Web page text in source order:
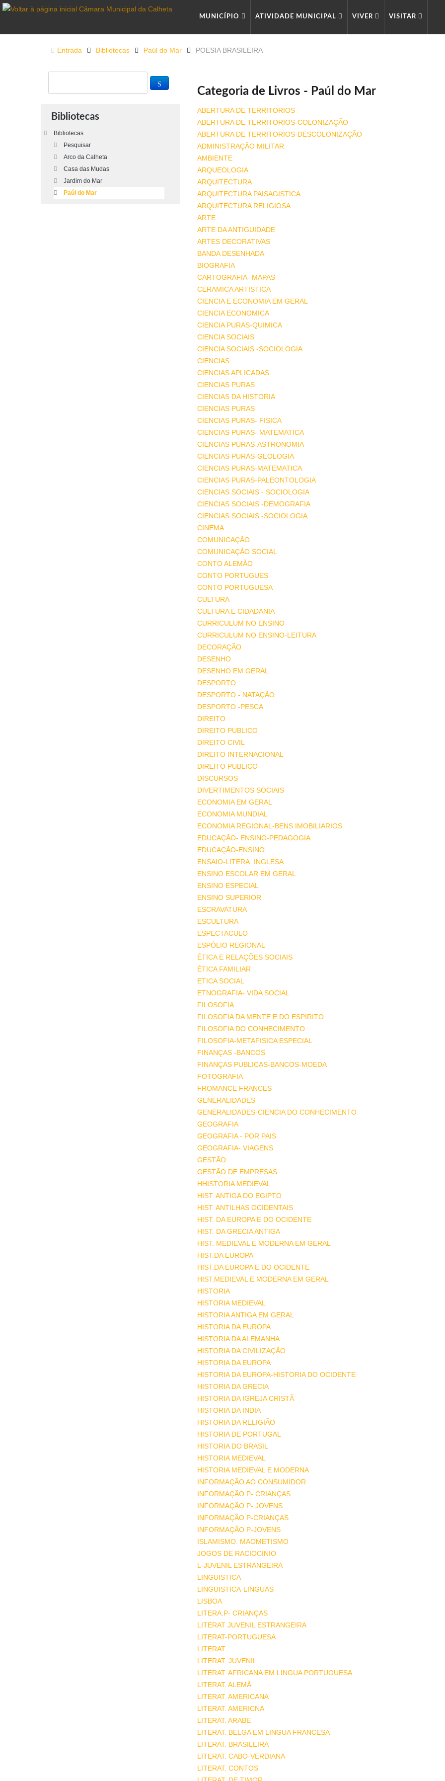
MUNICÍPIO ATIVIDADE MUNICIPAL VIVER VISITAR
Entrada Bibliotecas Paúl do Mar POESIA BRASILEIRA
Categoria de Livros - Paúl do Mar
ABERTURA DE TERRITORIOS
ABERTURA DE TERRITORIOS-COLONIZAÇÃO
ABERTURA DE TERRITORIOS-DESCOLONIZAÇÃO
ADMINISTRAÇÃO MILITAR
AMBIENTE
ARQUEOLOGIA
ARQUITECTURA
ARQUITECTURA PAISAGISTICA
ARQUITECTURA RELIGIOSA
ARTE
ARTE DA ANTIGUIDADE
ARTES DECORATIVAS
BANDA DESENHADA
BIOGRAFIA
CARTOGRAFIA- MAPAS
CERAMICA ARTISTICA
CIENCIA E ECONOMIA EM GERAL
CIENCIA ECONOMICA
CIENCIA PURAS-QUIMICA
CIENCIA SOCIAIS
CIENCIA SOCIAIS -SOCIOLOGIA
CIENCIAS
CIENCIAS APLICADAS
CIENCIAS PURAS
CIENCIAS DA HISTORIA
CIENCIAS PURAS
CIENCIAS PURAS- FISICA
CIENCIAS PURAS- MATEMATICA
CIENCIAS PURAS-ASTRONOMIA
CIENCIAS PURAS-GEOLOGIA
CIENCIAS PURAS-MATEMATICA
CIENCIAS PURAS-PALEONTOLOGIA
CIENCIAS SOCIAIS - SOCIOLOGIA
CIENCIAS SOCIAIS -DEMOGRAFIA
CIENCIAS SOCIAIS -SOCIOLOGIA
CINEMA
COMUNICAÇÃO
COMUNICAÇÃO SOCIAL
CONTO ALEMÃO
CONTO PORTUGUES
CONTO PORTUGUESA
CULTURA
CULTURA E CIDADANIA
CURRICULUM NO ENSINO
CURRICULUM NO ENSINO-LEITURA
DECORAÇÃO
DESENHO
DESENHO EM GERAL
DESPORTO
DESPORTO - NATAÇÃO
DESPORTO -PESCA
DIREITO
DIREITO PUBLICO
DIREITO CIVIL
DIREITO INTERNACIONAL
DIREITO PUBLICO
DISCURSOS
DIVERTIMENTOS SOCIAIS
ECONOMIA EM GERAL
ECONOMIA MUNDIAL
ECONOMIA REGIONAL-BENS IMOBILIARIOS
EDUCAÇÃO- ENSINO-PEDAGOGIA
EDUCAÇÃO-ENSINO
ENSAIO-LITERA. INGLESA
ENSINO ESCOLAR EM GERAL
ENSINO ESPECIAL
ENSINO SUPERIOR
ESCRAVATURA
ESCULTURA
ESPECTACULO
ESPÓLIO REGIONAL
ÉTICA E RELAÇÕES SOCIAIS
ÉTICA FAMILIAR
ETICA SOCIAL
ETNOGRAFIA- VIDA SOCIAL
FILOSOFIA
FILOSOFIA DA MENTE E DO ESPIRITO
FILOSOFIA DO CONHECIMENTO
FILOSOFIA-METAFISICA ESPECIAL
FINANÇAS -BANCOS
FINANÇAS PUBLICAS-BANCOS-MOEDA
FOTOGRAFIA
FROMANCE FRANCES
GENERALIDADES
GENERALIDADES-CIENCIA DO CONHECIMENTO
GEOGRAFIA
GEOGRAFIA - POR PAIS
GEOGRAFIA- VIAGENS
GESTÃO
GESTÃO DE EMPRESAS
HHISTORIA MEDIEVAL
HIST. ANTIGA DO EGIPTO
HIST. ANTILHAS OCIDENTAIS
HIST. DA EUROPA E DO OCIDENTE
HIST. DA GRECIA ANTIGA
HIST. MEDIEVAL E MODERNA EM GERAL
HIST.DA EUROPA
HIST.DA EUROPA E DO OCIDENTE
HIST.MEDIEVAL E MODERNA EM GERAL
HISTORIA
HISTORIA MEDIEVAL
HISTORIA ANTIGA EM GERAL
HISTORIA DA EUROPA
HISTORIA DA ALEMANHA
HISTORIA DA CIVILIZAÇÃO
HISTORIA DA EUROPA
HISTORIA DA EUROPA-HISTORIA DO OCIDENTE
HISTORIA DA GRECIA
HISTORIA DA IGREJA CRISTÃ
HISTORIA DA INDIA
HISTORIA DA RELIGIÃO
HISTORIA DE PORTUGAL
HISTORIA DO BRASIL
HISTORIA MEDIEVAL
HISTORIA MEDIEVAL E MODERNA
INFORMAÇÃO AO CONSUMIDOR
INFORMAÇÃO P- CRIANÇAS
INFORMAÇÃO P- JOVENS
INFORMAÇÃO P-CRIANÇAS
INFORMAÇÃO P-JOVENS
ISLAMISMO. MAOMETISMO
JOGOS DE RACIOCINIO
L-JUVENIL ESTRANGEIRA
LINGUISTICA
LINGUISTICA-LINGUAS
LISBOA
LITERA.P- CRIANÇAS
LITERAT JUVENIL ESTRANGEIRA
LITERAT-PORTUGUESA
LITERAT.
LITERAT. JUVENIL
LITERAT. AFRICANA EM LINGUA PORTUGUESA
LITERAT. ALEMÃ
LITERAT. AMERICANA
LITERAT. AMERICNA
LITERAT. ARABE
LITERAT. BELGA EM LINGUA FRANCESA
LITERAT. BRASILEIRA
LITERAT. CABO-VERDIANA
LITERAT. CONTOS
Bibliotecas
Bibliotecas
Pesquisar
Arco da Calheta
Casa das Mudas
Jardim do Mar
Paúl do Mar